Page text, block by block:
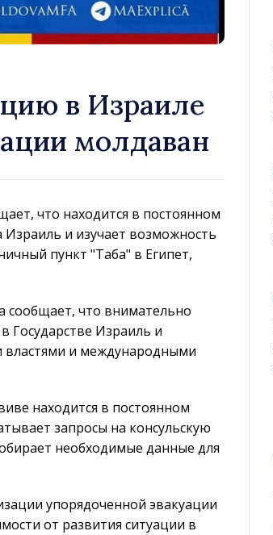
в Израиле
молдаван
что находится в постоянном
и изучает возможность
пункт "Таба" в Египет,
сообщает, что внимательно
Государстве Израиль и
властями и международными
находится в постоянном
запросы на консульскую
необходимые данные для
упорядоченной эвакуации
от развития ситуации в